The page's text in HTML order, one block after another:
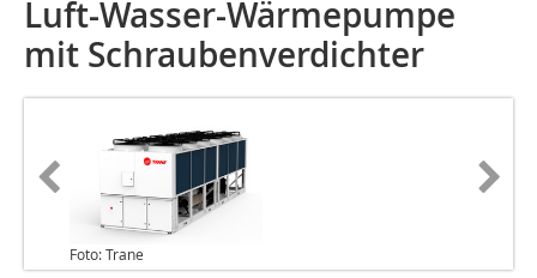
Luft-Wasser-Wärmepumpe
mit Schraubenverdichter
Foto: Trane